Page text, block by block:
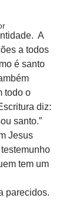
A
a todos
é santo
todo o
diz:
santo.”
Jesus
tem um
parecidos.